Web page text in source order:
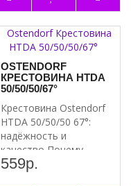
OSTENDORF
КРЕСТОВИНА HTDA
50/50/50/67°
Крестовина Ostendorf
HTDA 50/50/50 67°:
надёжность и
качество Почему
стоит выбрать
559р.